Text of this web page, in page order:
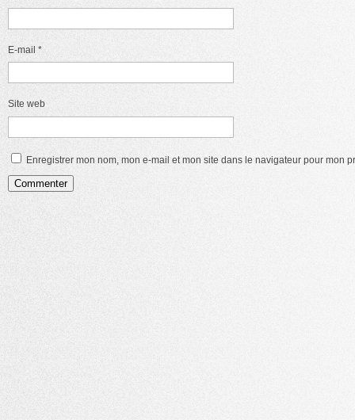
E-mail *
Site web
Enregistrer mon nom, mon e-mail et mon site dans le navigateur pour mon